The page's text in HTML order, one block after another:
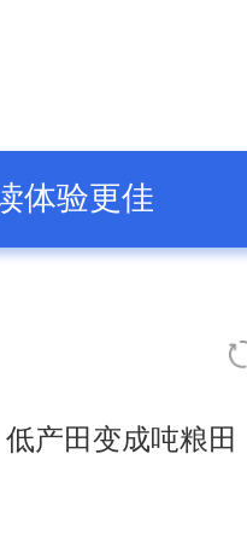
体验更佳
低产田变成吨粮田